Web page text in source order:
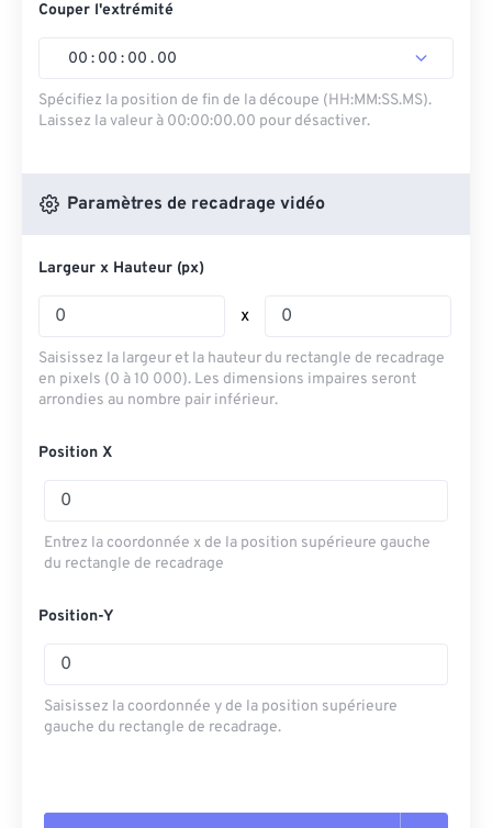
Couper l'extrémité
00 : 00 : 00 . 00
Spécifiez la position de fin de la découpe (HH:MM:SS.MS).
Laissez la valeur à 00:00:00.00 pour désactiver.
Paramètres de recadrage vidéo
Largeur x Hauteur (px)
x
Saisissez la largeur et la hauteur du rectangle de recadrage
en pixels (0 à 10 000). Les dimensions impaires seront
arrondies au nombre pair inférieur.
Position X
Entrez la coordonnée x de la position supérieure gauche
du rectangle de recadrage
Position-Y
Saisissez la coordonnée y de la position supérieure
gauche du rectangle de recadrage.